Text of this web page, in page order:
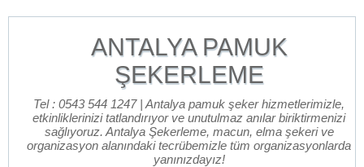
ANTALYA PAMUK
ŞEKERLEME
Tel : 0543 544 1247 | Antalya pamuk şeker hizmetlerimizle,
etkinliklerinizi tatlandırıyor ve unutulmaz anılar biriktirmenizi
sağlıyoruz. Antalya Şekerleme, macun, elma şekeri ve
organizasyon alanındaki tecrübemizle tüm organizasyonlarda
yanınızdayız!